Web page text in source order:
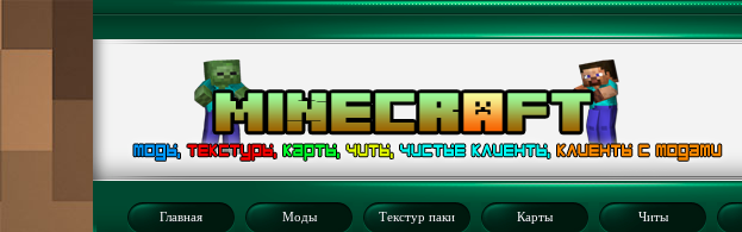
Главная Моды Текстур паки Карты Читы